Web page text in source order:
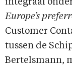
integraal
Europe’s
Customer
tussen de
Bertelsmann,